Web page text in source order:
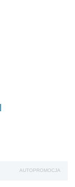
AUTOPROMOCJA